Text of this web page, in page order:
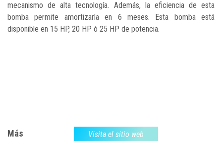
mecanismo de alta tecnología. Además, la eficiencia de esta
bomba permite amortizarla en 6 meses. Esta bomba está
disponible en 15 HP, 20 HP ó 25 HP de potencia.
Más
Visita el sitio web